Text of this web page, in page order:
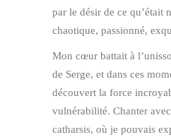
par le désir de ce qu’était
chaotique, passionné,
Mon cœur battait à
de Serge, et dans ces
découvert la force
vulnérabilité. Chanter
catharsis, où je pouvais